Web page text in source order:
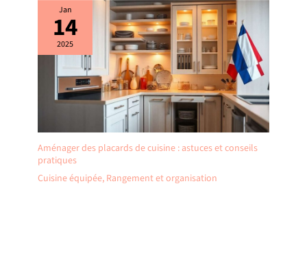
Jan
14
2025
Aménager des placards de cuisine : astuces et conseils
pratiques
Cuisine équipée, Rangement et organisation